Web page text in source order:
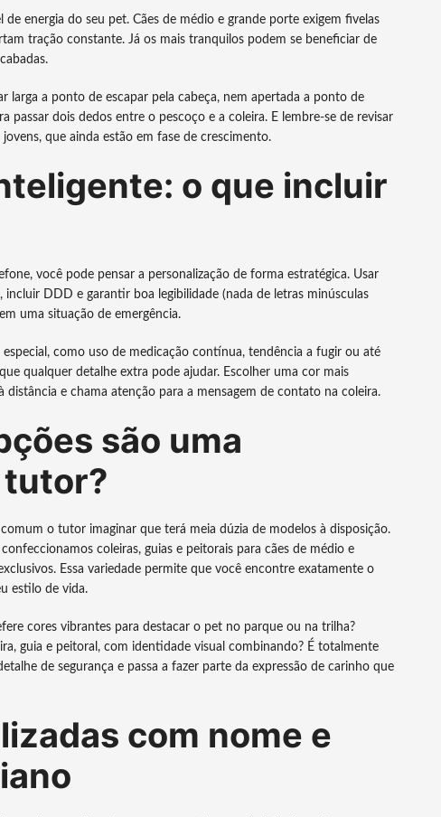
energia do seu pet. Cães de médio e grande porte exigem fivelas
tração constante. Já os mais tranquilos podem se beneficiar de
a ponto de escapar pela cabeça, nem apertada a ponto de
passar dois dedos entre o pescoço e a coleira. E lembre-se de revisar
que ainda estão em fase de crescimento.
o que incluir
você pode pensar a personalização de forma estratégica. Usar
DDD e garantir boa legibilidade (nada de letras minúsculas
uma situação de emergência.
como uso de medicação contínua, tendência a fugir ou até
qualquer detalhe extra pode ajudar. Escolher uma cor mais
e chama atenção para a mensagem de contato na coleira.
são uma
tutor?
o tutor imaginar que terá meia dúzia de modelos à disposição.
coleiras, guias e peitorais para cães de médio e
Essa variedade permite que você encontre exatamente o
estilo de vida.
cores vibrantes para destacar o pet no parque ou na trilha?
guia e peitoral, com identidade visual combinando? É totalmente
de segurança e passa a fazer parte da expressão de carinho que
com nome e